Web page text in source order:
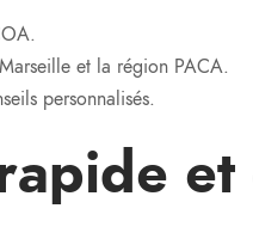
et la région PACA.
personnalisés.